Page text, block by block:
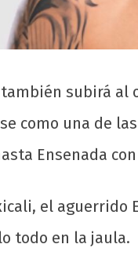
también subirá al
como una de
Ensenada
el aguerrido
todo en la jaula.